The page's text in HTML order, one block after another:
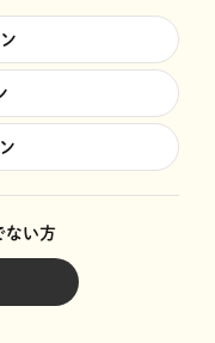
ない方